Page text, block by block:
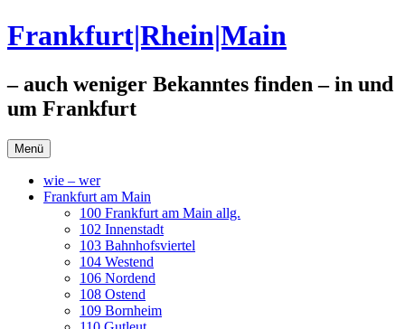
Zum
Inhalt
Frankfurt|Rhein|Main
– auch weniger Bekanntes finden – in und
um Frankfurt
Menü
wie – wer
Frankfurt am Main
100 Frankfurt am Main allg.
102 Innenstadt
103 Bahnhofsviertel
104 Westend
106 Nordend
108 Ostend
109 Bornheim